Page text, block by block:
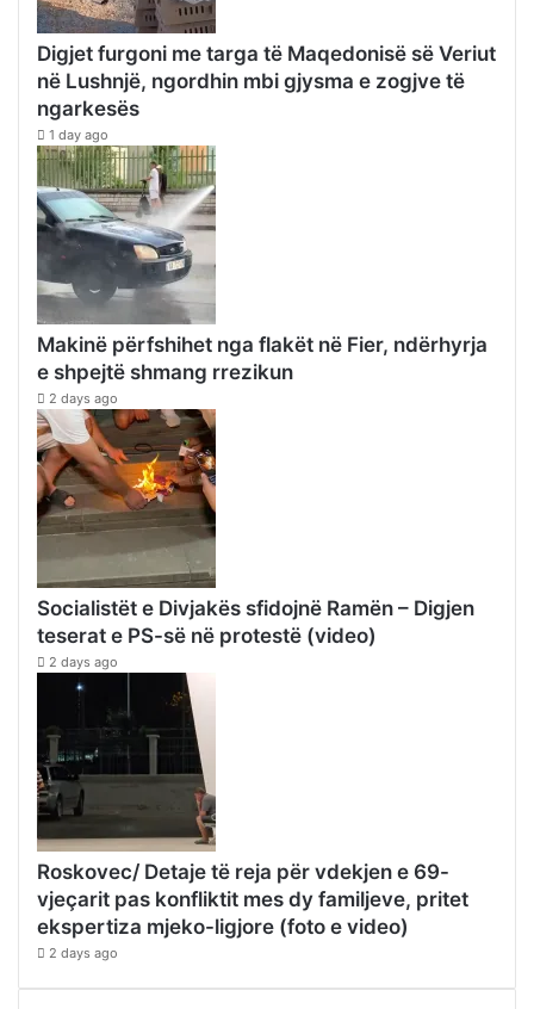
Digjet furgoni me targa të Maqedonisë së Veriut
në Lushnjë, ngordhin mbi gjysma e zogjve të
ngarkesës
1 day ago
Makinë përfshihet nga flakët në Fier, ndërhyrja
e shpejtë shmang rrezikun
2 days ago
Socialistët e Divjakës sfidojnë Ramën – Digjen
teserat e PS-së në protestë (video)
2 days ago
Roskovec/ Detaje të reja për vdekjen e 69-
vjeçarit pas konfliktit mes dy familjeve, pritet
ekspertiza mjeko-ligjore (foto e video)
2 days ago